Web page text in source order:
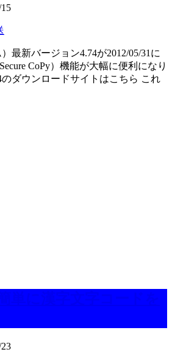
最新バージョン4.74が2012/05/31に
CoPy）機能が大幅に便利になり
のダウンロードサイトはこちら これ